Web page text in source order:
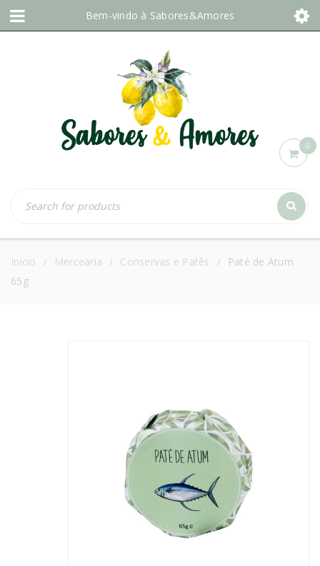
Bem-vindo à Sabores&Amores
0
Início / Mercearia / Conservas e Patês /
Paté de Atum
65g